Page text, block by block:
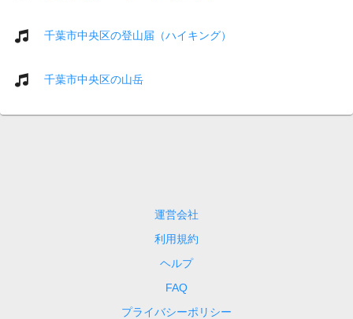
千葉市中央区の登山届（ハイキング）
千葉市中央区の山岳
運営会社
利用規約
ヘルプ
FAQ
プライバシーポリシー